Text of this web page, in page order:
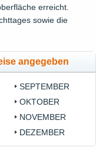
erreicht.
sowie die
angegeben
SEPTEMBER
OKTOBER
NOVEMBER
DEZEMBER